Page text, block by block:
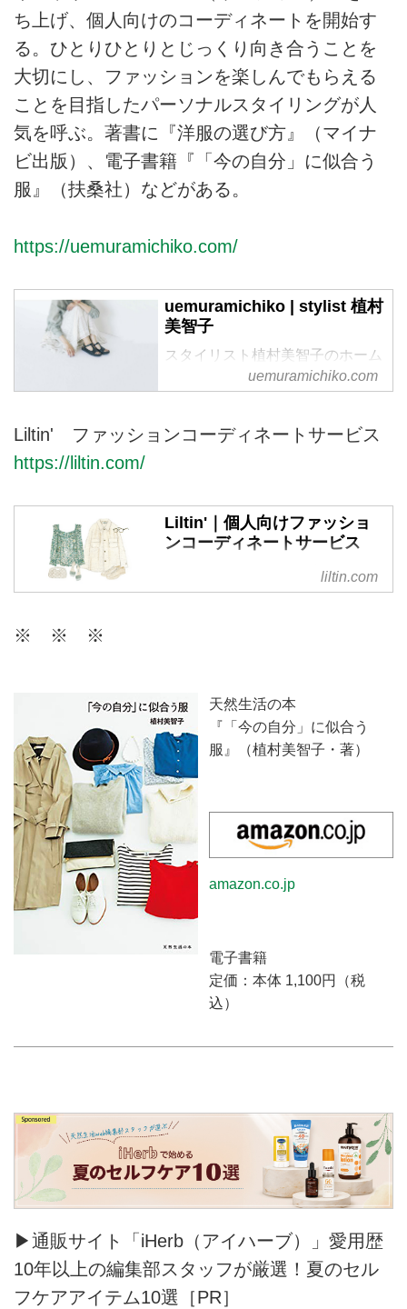
ち上げ、個人向けのコーディネートを開始す
る。ひとりひとりとじっくり向き合うことを
大切にし、ファッションを楽しんでもらえる
ことを目指したパーソナルスタイリングが人
気を呼ぶ。著書に『洋服の選び方』（マイナ
ビ出版）、電子書籍『「今の自分」に似合う
服』（扶桑社）などがある。
https://uemuramichiko.com/
uemuramichiko | stylist 植村
美智子
スタイリスト植村美智子のホーム
ページです。uemuramichiko.com
Liltin' ファッションコーディネートサービス
https://liltin.com/
Liltin'｜個人向けファッショ
ンコーディネートサービス
リルティンは、個人の方が日頃の
ファッションに関するお悩みを相
しむお手伝いをいたします。
liltin.com
※ ※ ※
天然生活の本
『「今の自分」に似合う
服』（植村美智子・著）
amazon.co.jp
電子書籍
定価：本体 1,100円（税
込）
▶通販サイト「iHerb（アイハーブ）」愛用歴
10年以上の編集部スタッフが厳選！夏のセル
フケアアイテム10選［PR］